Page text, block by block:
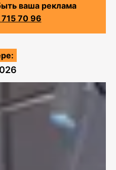
ваша реклама
70 96